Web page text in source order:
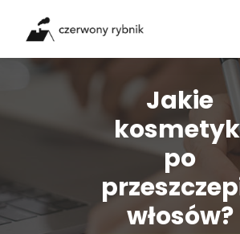
content
Jakie
po
włosów?